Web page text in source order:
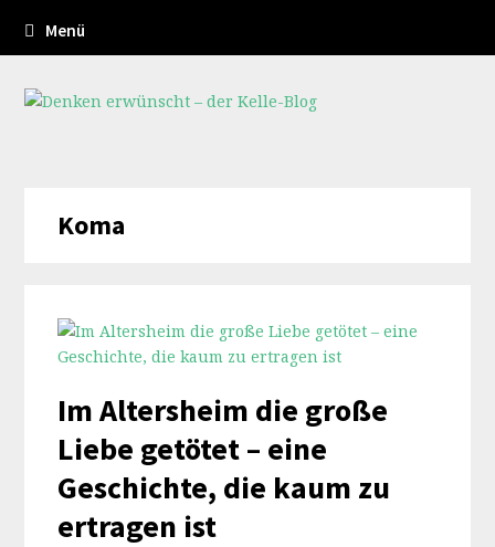
Menü
Koma
Im Altersheim die große
Liebe getötet – eine
Geschichte, die kaum zu
ertragen ist